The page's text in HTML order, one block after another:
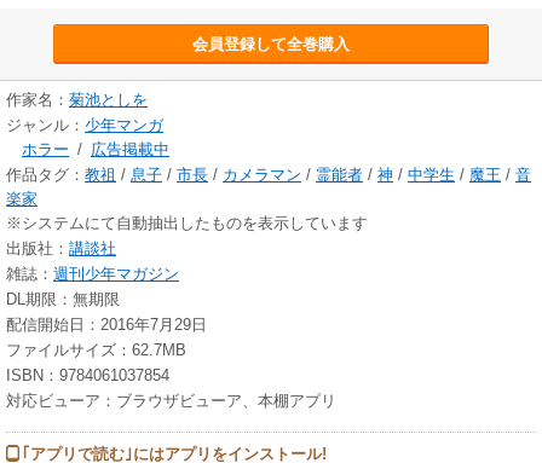
会員登録して全巻購入
作家名： 菊池としを
ジャンル： 少年マンガ
ホラー / 広告掲載中
作品タグ： 教祖 / 息子 / 市長 / カメラマン / 霊能者 / 神 / 中学生 / 魔王 / 音
楽家
※システムにて自動抽出したものを表示しています
出版社： 講談社
雑誌： 週刊少年マガジン
DL期限：無期限
配信開始日：2016年7月29日
ファイルサイズ：62.7MB
ISBN：9784061037854
対応ビューア：ブラウザビューア、本棚アプリ
｢アプリで読む｣にはアプリをインストール!